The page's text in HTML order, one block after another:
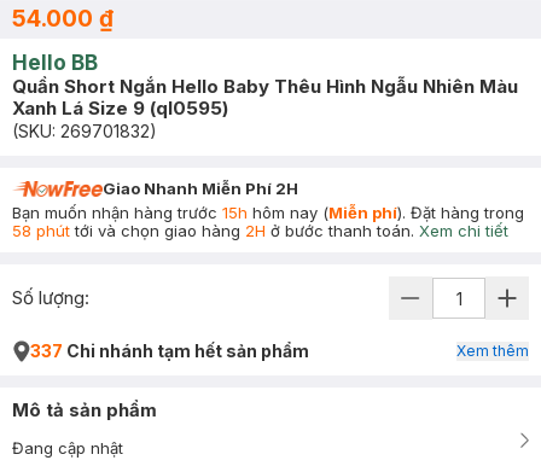
54.000 ₫
Hello BB
Quần Short Ngắn Hello Baby Thêu Hình Ngẫu Nhiên Màu
Xanh Lá Size 9 (ql0595)
(SKU: 269701832)
Giao Nhanh Miễn Phí 2H
Bạn muốn nhận hàng trước 15h hôm nay (Miễn phí). Đặt hàng trong
58 phúttới và chọn giao hàng 2H ở bước thanh toán. Xem chi tiết
Số lượng:
337 Chi nhánh tạm hết sản phẩm Xem thêm
Mô tả sản phẩm
Đang cập nhật